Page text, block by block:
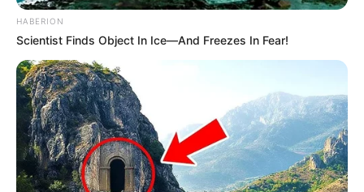
A vitima estava há três dias no local proibida de sair e de se
comunicar
Uma mulher foi resgatada na tarde desta quarta-feira (30),
em que estava sob carcere privado em uma chácara na
Zona Rural de Assis, na Água do Palmitalzinho.
A equipe da Polícia Militar de Assis recebeu um chamado
de que a vítima de 21 anos estava sendo obrigada a
permanecer no local com seu filho de 2 anos.
HABERION
Scientist Finds Object In Ice—And Freezes In Fear!